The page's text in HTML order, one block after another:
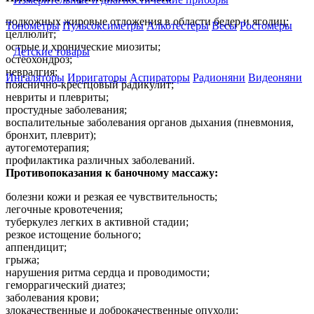
Тонометры Пульсоксиметры Алкотестеры Весы Ростомеры
Детские товары
Ингаляторы Ирригаторы Аспираторы Радионяни Видеоняни
подкожных жировые отложения в области бедер и ягодиц;
целлюлит;
острые и хронические миозиты;
остеохондроз;
невралгия;
пояснично-крестцовый радикулит;
невриты и плевриты;
простудные заболевания;
воспалительные заболевания органов дыхания (пневмония,
бронхит, плеврит);
аутогемотерапия;
профилактика различных заболеваний.
Противопоказания к баночному массажу:
болезни кожи и резкая ее чувствительность;
легочные кровотечения;
туберкулез легких в активной стадии;
резкое истощение больного;
аппендицит;
грыжа;
нарушения ритма сердца и проводимости;
геморрагический диатез;
заболевания крови;
злокачественные и доброкачественные опухоли;